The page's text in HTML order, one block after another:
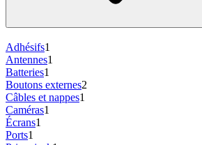
Adhésifs1
Antennes1
Batteries1
Boutons externes2
Câbles et nappes1
Caméras1
Écrans1
Ports1